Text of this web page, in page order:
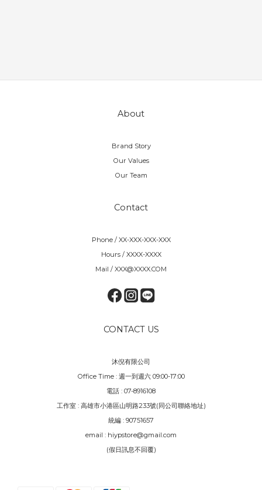
About
Brand Story
Our Values
Our Team
Contact
Phone / XX-XXX-XXX-XXX
Hours / XXXX-XXXX
Mail / XXX@XXXX.COM
CONTACT US
沐倪有限公司
Office Time : 週一到週六 09:00-17:00
電話 : 07-8916108
工作室 : 高雄市小港區山明路233號(同公司聯絡地址)
統編 : 90751657
email : hiypstore@gmail.com
(假日訊息不回覆)